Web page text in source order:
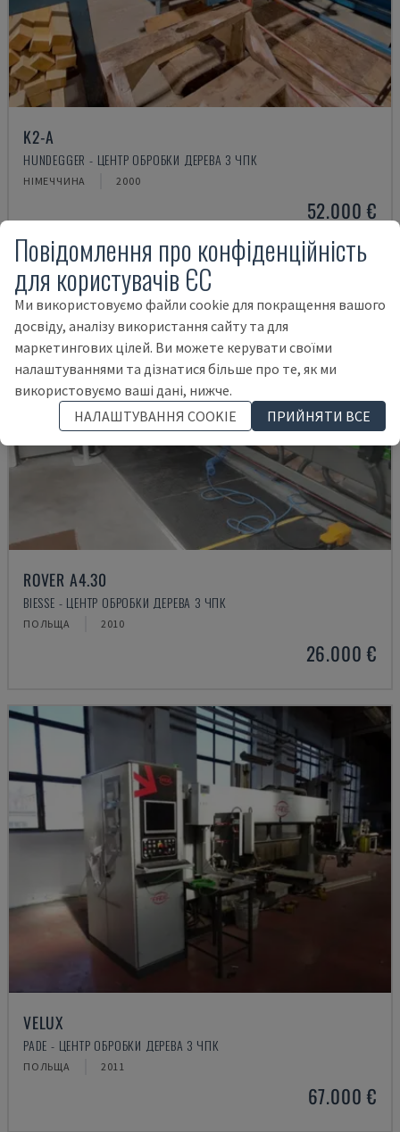
K2-A
HUNDEGGER - ЦЕНТР ОБРОБКИ ДЕРЕВА З ЧПК
НІМЕЧЧИНА 2000
52.000 €
ROVER A4.30
BIESSE - ЦЕНТР ОБРОБКИ ДЕРЕВА З ЧПК
ПОЛЬЩА 2010
26.000 €
VELUX
PADE - ЦЕНТР ОБРОБКИ ДЕРЕВА З ЧПК
ПОЛЬЩА 2011
67.000 €
Повідомлення про конфіденційність
для користувачів ЄС
Ми використовуємо файли cookie для покращення вашого
досвіду, аналізу використання сайту та для
маркетингових цілей. Ви можете керувати своїми
налаштуваннями та дізнатися більше про те, як ми
використовуємо ваші дані, нижче.
НАЛАШТУВАННЯ COOKIE
ПРИЙНЯТИ ВСЕ